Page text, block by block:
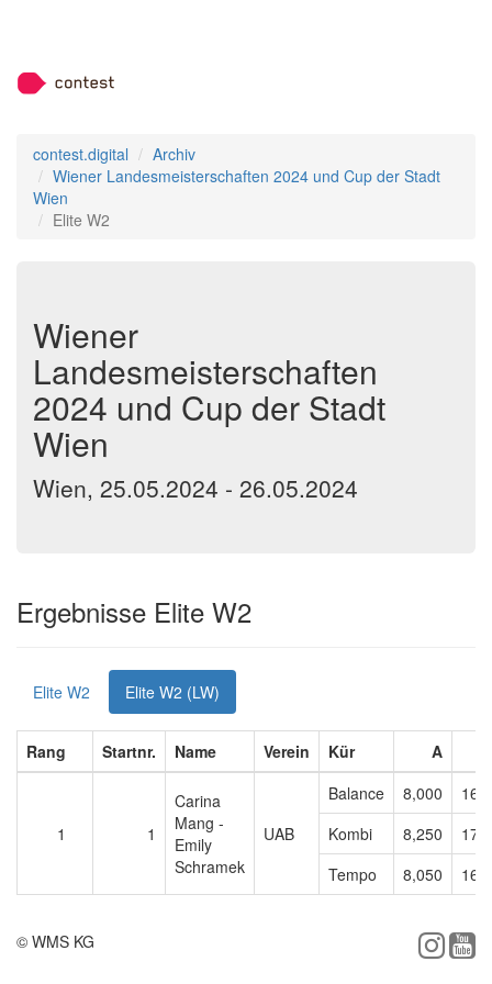
contest.digital
Archiv
Wiener Landesmeisterschaften 2024 und Cup der Stadt
Wien
Elite W2
Wiener
Landesmeisterschaften
2024 und Cup der Stadt
Wien
Wien, 25.05.2024 - 26.05.2024
Ergebnisse Elite W2
Elite W2 Elite W2 (LW)
Rang Startnr. Name Verein Kür A
1 1
Carina
Mang -
Emily
Schramek
UAB
Balance 8,000
Kombi
8,250
Tempo
8,050
© WMS KG